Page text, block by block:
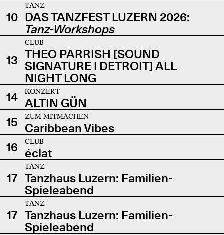
10
TANZ
DAS TANZFEST LUZERN 2026:
Tanz-Workshops
13
CLUB
THEO PARRISH [SOUND
SIGNATURE | DETROIT] ALL
NIGHT LONG
14
KONZERT
ALTIN GÜN
15
ZUM MITMACHEN
Caribbean Vibes
16
CLUB
éclat
17
TANZ
Tanzhaus Luzern: Familien-
Spieleabend
17
TANZ
Tanzhaus Luzern: Familien-
Spieleabend